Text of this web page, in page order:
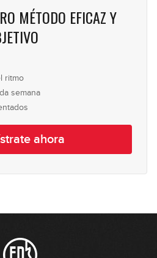
MÉTODO EFICAZ Y
ritmo
semana
ahora